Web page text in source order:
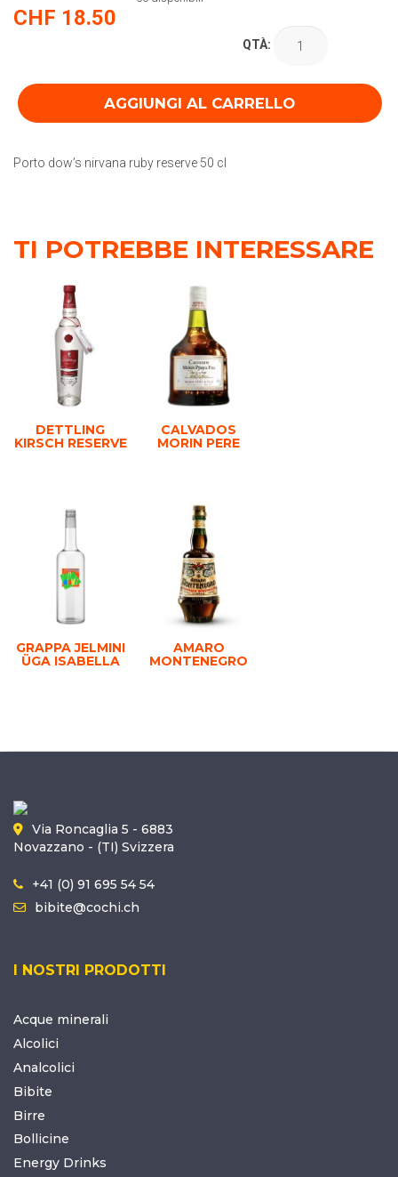
CHF 18.50
QTÀ:
AGGIUNGI AL CARRELLO
Porto dow’s nirvana ruby reserve 50 cl
TI POTREBBE INTERESSARE
DETTLING
KIRSCH RESERVE
CALVADOS
MORIN PERE
GRAPPA JELMINI
ÜGA ISABELLA
AMARO
MONTENEGRO
Via Roncaglia 5 - 6883
Novazzano - (TI) Svizzera
+41 (0) 91 695 54 54
bibite@cochi.ch
I NOSTRI PRODOTTI
Acque minerali
Alcolici
Analcolici
Bibite
Birre
Bollicine
Energy Drinks